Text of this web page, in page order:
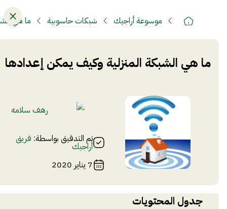
موسوعة أراجيك شبكات حاسوبية ما هي
ما هي الشبكة المنزلية وكيف يمكن إعدادها
رهف سلامه
تم التدقيق بواسطة: فريق
أراجيك
7 يناير 2020
جدول المحتويات